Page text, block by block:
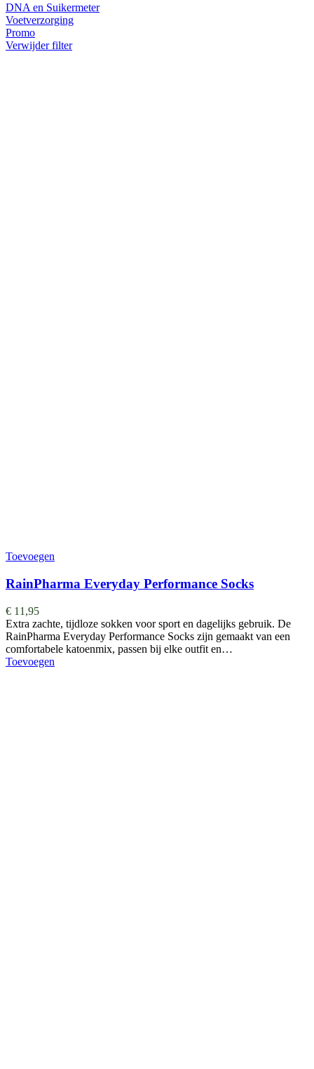
DNA en Suikermeter
Voetverzorging
Promo
Verwijder filter
Toevoegen
RainPharma Everyday Performance Socks
€ 11,95
Extra zachte, tijdloze sokken voor sport en dagelijks gebruik. De
RainPharma Everyday Performance Socks zijn gemaakt van een
comfortabele katoenmix, passen bij elke outfit en…
Toevoegen